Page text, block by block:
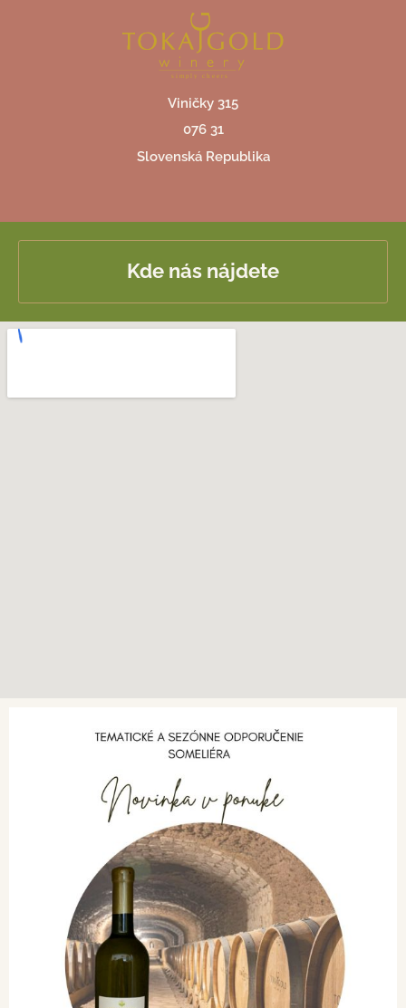
Viničky 315
076 31
Slovenská Republika
Kde nás nájdete